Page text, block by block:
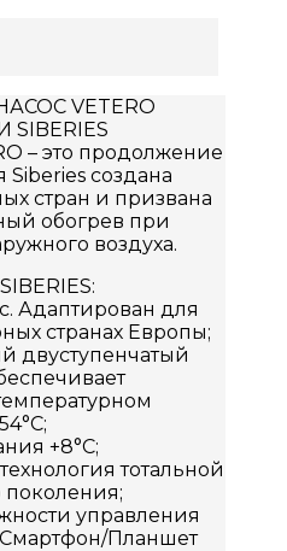
VETERO
– это продолжение
создана
стран и призвана
обогрев при
воздуха.
Адаптирован для
странах Европы;
двуступенчатый
+8°C;
тотальной
поколения;
управления
Планшет